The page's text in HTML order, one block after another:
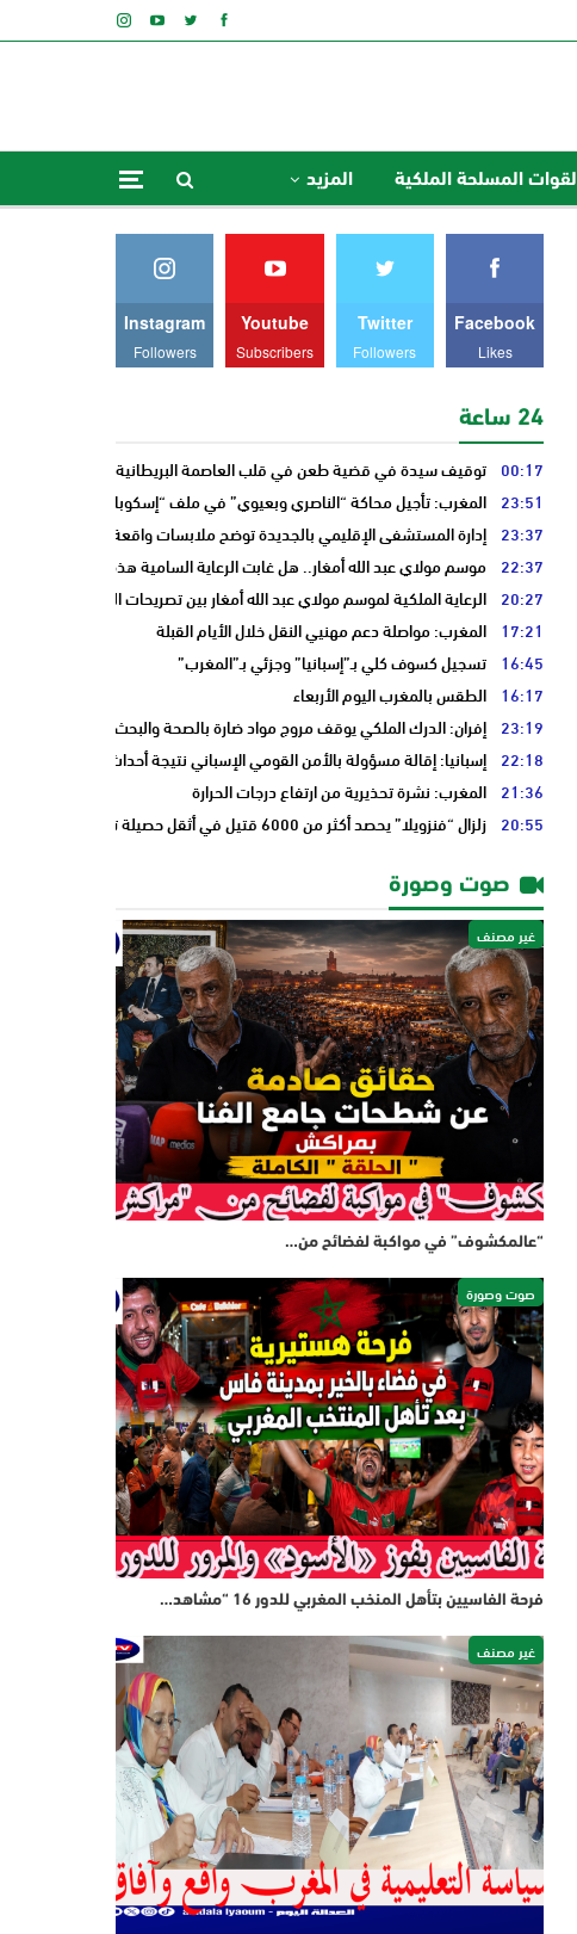
القوات المسلحة الملكية المزيد
Facebook
Likes
Twitter
Followers
Youtube
Subscribers
Instagram
Followers
24 ساعة
00:17 توقيف سيدة في قضية طعن في قلب العاصمة البريطانية “لندن”
23:51 المغرب: تأجيل محاكة “الناصري وبعيوي” في ملف “إسكوبار الصحراء”
23:37 إدارة المستشفى الإقليمي بالجديدة توضح ملابسات واقعة سيدة حامل
22:37 موسم مولاي عبد الله أمغار.. هل غابت الرعاية السامية هذه السنة فقط أم
20:27 الرعاية الملكية لموسم مولاي عبد الله أمغار بين تصريحات المسؤولين
17:21 المغرب: مواصلة دعم مهنيي النقل خلال الأيام القبلة
16:45 تسجيل كسوف كلي بـ”إسبانيا” وجزئي بـ”المغرب”
16:17 الطقس بالمغرب اليوم الأربعاء
23:19 إفران: الدرك الملكي يوقف مروج مواد ضارة بالصحة والبحث يكشف عن
22:18 إسبانيا: إقالة مسؤولة بالأمن القومي الإسباني نتيجة أحداث “سبتة”
21:36 المغرب: نشرة تحذيرية من ارتفاع درجات الحرارة
20:55 زلزال “فنزويلا” يحصد أكثر من 6000 قتيل في أثقل حصيلة تعرفها البلاد
صوت وصورة
غير مصنف
“عالمكشوف” في مواكبة لفضائح من…
صوت وصورة
فرحة الفاسيين بتأهل المنخب المغربي للدور 16 “مشاهد…
غير مصنف